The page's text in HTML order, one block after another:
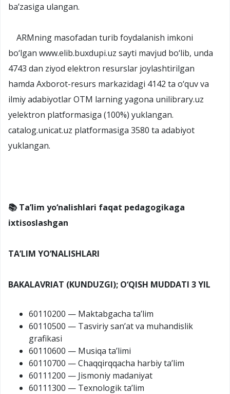
ba’zasiga ulangan.
ARMning masofadan turib foydalanish imkoni
bo‘lgan www.elib.buxdupi.uz sayti mavjud bo‘lib, unda
4743 dan ziyod elektron resurslar joylashtirilgan
hamda Axborot-resurs markazidagi 4142 ta o‘quv va
ilmiy adabiyotlar OTM larning yagona unilibrary.uz
yelektron platformasiga (100%) yuklangan.
catalog.unicat.uz platformasiga 3580 ta adabiyot
yuklangan.
📚 Ta’lim yo‘nalishlari faqat pedagogikaga
ixtisoslashgan
TA’LIM YO‘NALISHLARI
BAKALAVRIAT (KUNDUZGI); O‘QISH MUDDATI 3 YIL
60110200 — Maktabgacha ta’lim
60110500 — Tasviriy san’at va muhandislik
grafikasi
60110600 — Musiqa ta’limi
60110700 — Chaqqirqqacha harbiy ta’lim
60111200 — Jismoniy madaniyat
60111300 — Texnologik ta’lim